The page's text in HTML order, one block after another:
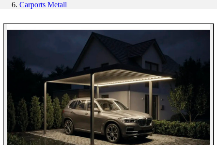
Carports Metall